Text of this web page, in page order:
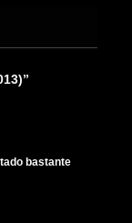
bastante